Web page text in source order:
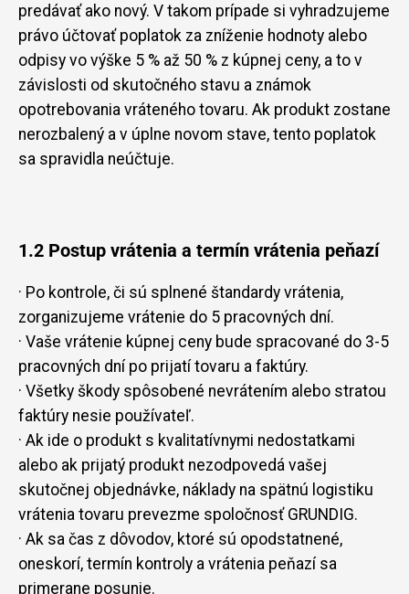
predávať ako nový. V takom prípade si vyhradzujeme
právo účtovať poplatok za zníženie hodnoty alebo
odpisy vo výške 5 % až 50 % z kúpnej ceny, a to v
závislosti od skutočného stavu a známok
opotrebovania vráteného tovaru. Ak produkt zostane
nerozbalený a v úplne novom stave, tento poplatok
sa spravidla neúčtuje.
1.2 Postup vrátenia a termín vrátenia peňazí
· Po kontrole, či sú splnené štandardy vrátenia,
zorganizujeme vrátenie do 5 pracovných dní.
· Vaše vrátenie kúpnej ceny bude spracované do 3-5
pracovných dní po prijatí tovaru a faktúry.
· Všetky škody spôsobené nevrátením alebo stratou
faktúry nesie používateľ.
· Ak ide o produkt s kvalitatívnymi nedostatkami
alebo ak prijatý produkt nezodpovedá vašej
skutočnej objednávke, náklady na spätnú logistiku
vrátenia tovaru prevezme spoločnosť GRUNDIG.
· Ak sa čas z dôvodov, ktoré sú opodstatnené,
oneskorí, termín kontroly a vrátenia peňazí sa
primerane posunie.